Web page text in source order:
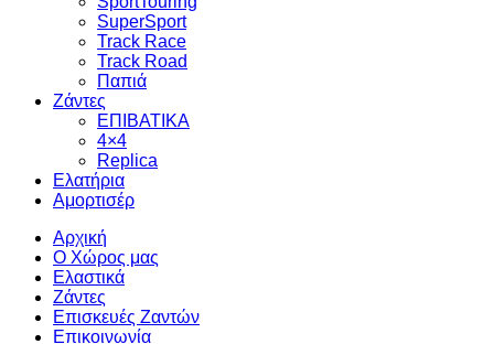
SuperSport
Track Race
Track Road
Παπιά
Ζάντες
ΕΠΙΒΑΤΙΚΑ
4×4
Replica
Ελατήρια
Αμορτισέρ
Αρχική
Ο Χώρος μας
Ελαστικά
Ζάντες
Επισκευές Ζαντών
Επικοινωνία